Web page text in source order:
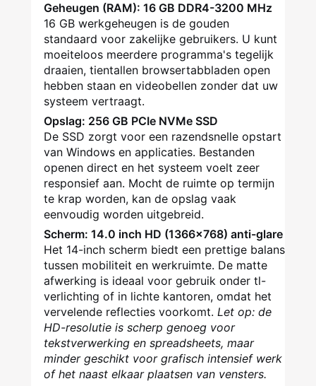
Geheugen (RAM): 16 GB DDR4-3200 MHz
16 GB werkgeheugen is de gouden
standaard voor zakelijke gebruikers. U kunt
moeiteloos meerdere programma's tegelijk
draaien, tientallen browsertabbladen open
hebben staan en videobellen zonder dat uw
systeem vertraagt.
Opslag: 256 GB PCIe NVMe SSD
De SSD zorgt voor een razendsnelle opstart
van Windows en applicaties. Bestanden
openen direct en het systeem voelt zeer
responsief aan. Mocht de ruimte op termijn
te krap worden, kan de opslag vaak
eenvoudig worden uitgebreid.
Scherm: 14.0 inch HD (1366x768) anti-glare
Het 14-inch scherm biedt een prettige balans
tussen mobiliteit en werkruimte. De matte
afwerking is ideaal voor gebruik onder tl-
verlichting of in lichte kantoren, omdat het
vervelende reflecties voorkomt. Let op: de
HD-resolutie is scherp genoeg voor
tekstverwerking en spreadsheets, maar
minder geschikt voor grafisch intensief werk
of het naast elkaar plaatsen van vensters.